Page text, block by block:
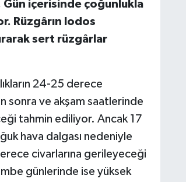
içerisinde çoğunlukla
Rüzgârın lodos
sert rüzgârlar
24-25 derece
sonra ve akşam saatlerinde
tahmin ediliyor. Ancak 17
hava dalgası nedeniyle
civarlarına gerileyeceği
günlerinde ise yüksek